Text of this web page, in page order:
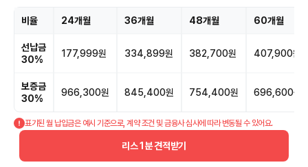
비율 24개월 36개월 48개월 60개월
선납금
30%
177,999원 334,899원 382,700원 407,900원
보증금
30%
966,300원 845,400원 754,400원 696,600원
표기된 월 납입금은 예시 기준으로, 계약 조건 및 금융사 심사에 따라 변동될 수 있어요.
리스 1분 견적받기